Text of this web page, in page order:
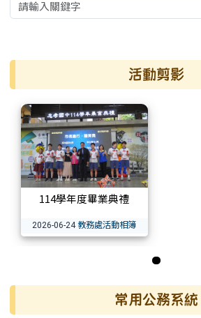
活動剪影
114學年度畢業典禮
2026-06-24 教務處活動相簿
常用公務系統